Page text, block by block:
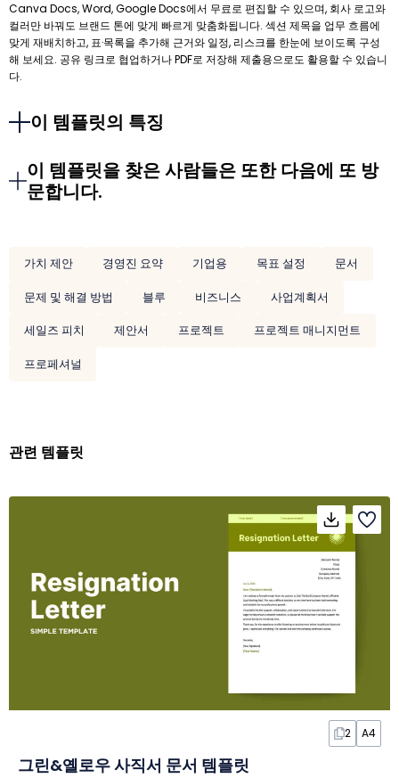
Canva Docs, Word, Google Docs에서 무료로 편집할 수 있으며, 회사 로고와
컬러만 바꿔도 브랜드 톤에 맞게 빠르게 맞춤화됩니다. 섹션 제목을 업무 흐름에
맞게 재배치하고, 표·목록을 추가해 근거와 일정, 리스크를 한눈에 보이도록 구성
해 보세요. 공유 링크로 협업하거나 PDF로 저장해 제출용으로도 활용할 수 있습니
다.
이 템플릿의 특징
이 템플릿을 찾은 사람들은 또한 다음에 또 방
문합니다.
가치 제안 경영진 요약 기업용 목표 설정
문서
문제 및 해결 방법
블루 비즈니스
사업계획서
세일즈 피치
제안서 프로젝트
프로젝트 매니지먼트
프로페셔널
관련 템플릿
2 A4
그린&옐로우 사직서 문서 템플릿